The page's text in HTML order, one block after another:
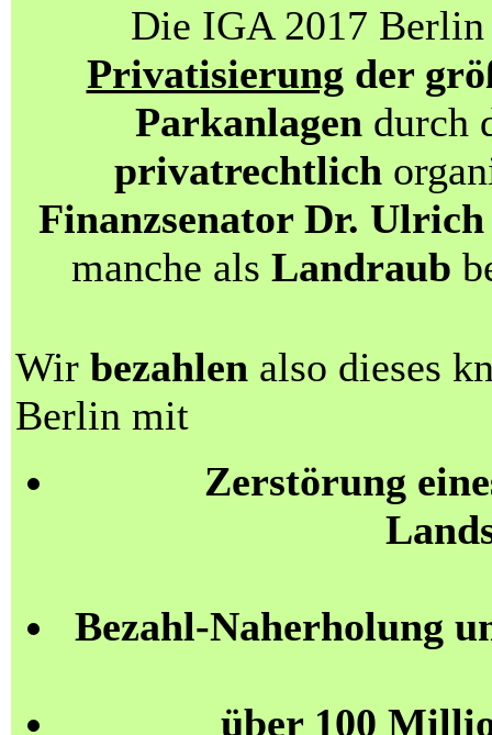
Die IGA 2017
Privatisierung der
Parkanlagendurch
privatrechtlich
Finanzsenator Dr.
manche als Landraub
Wir bezahlen also dieses
Berlin mit
Zerstörung
Bezahl-Naherholung
über 100